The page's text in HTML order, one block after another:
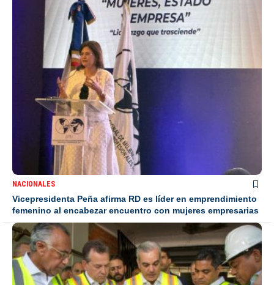
NACIONALES
Vicepresidenta Peña afirma RD es líder en emprendimiento
femenino al encabezar encuentro con mujeres empresarias